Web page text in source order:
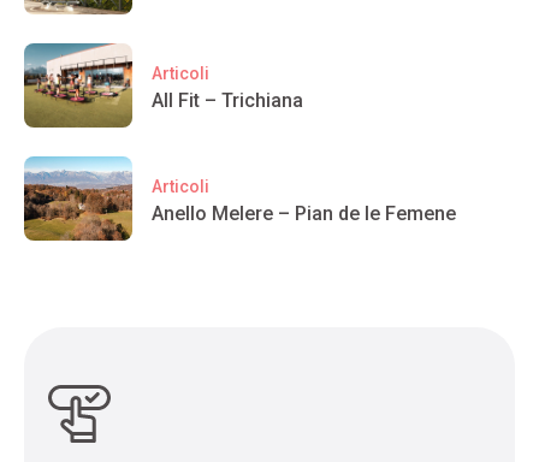
Articoli
All Fit – Trichiana
Articoli
Anello Melere – Pian de le Femene